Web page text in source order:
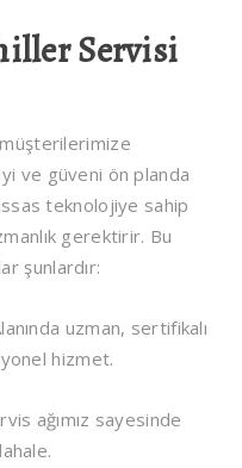
Servisi
ve güveni ön planda
teknolojiye sahip
gerektirir. Bu
şunlardır:
uzman, sertifikalı
hizmet.
ağımız sayesinde